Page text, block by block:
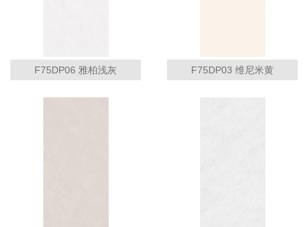
F75DP06 雅柏浅灰 F75DP03 维尼米黄